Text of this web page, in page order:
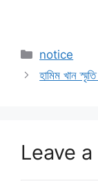
notice
হামিম খান
Leave